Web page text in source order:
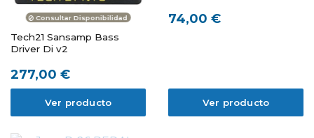
Consultar Disponibilidad
Tech21 Sansamp Bass
Driver Di v2
277,00 €
Ver producto
74,00 €
Ver producto